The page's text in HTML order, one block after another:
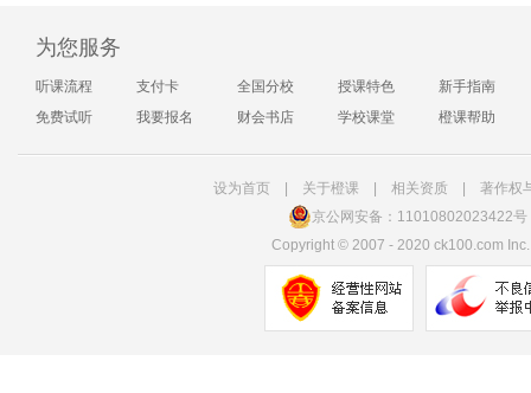
为您服务
听课流程 支付卡 全国分校 授课特色
新手指南
免费试听
我要报名 财会书店 学校课堂 橙课帮助
设为首页| 关于橙课| 相关资质
著作权
京公网安备：11010802023422号
Copyright ©2007 - 2020 ck100.com